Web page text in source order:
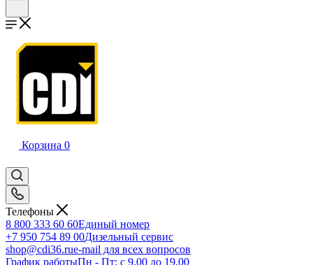
Корзина 0
Телефоны
8 800 333 60 60Единый номер
+7 950 754 89 00Дизельный сервис
shop@cdi36.rue-mail для всех вопросов
График работыПн - Пт: с 9.00 до 19.00